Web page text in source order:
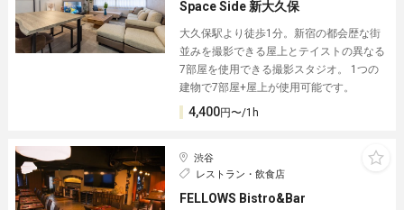
Space Side 新大久保
大久保駅より徒歩1分。新宿の都会歴な街
並みを撮影できる屋上とテイストの異なる
7部屋を使用できる撮影スタジオ。 1つの
建物で7部屋+屋上が使用可能です。
4,400円〜/1h
渋谷
レストラン・飲食店
FELLOWS Bistro&Bar